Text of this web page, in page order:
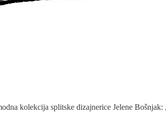
kolekcija splitske dizajnerice Jelene